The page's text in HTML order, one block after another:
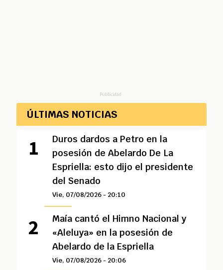
Publicidad
ÚLTIMAS NOTICIAS
Duros dardos a Petro en la
posesión de Abelardo De La
Espriella: esto dijo el presidente
del Senado
Vie, 07/08/2026 - 20:10
Maía cantó el Himno Nacional y
«Aleluya» en la posesión de
Abelardo de la Espriella
Vie, 07/08/2026 - 20:06